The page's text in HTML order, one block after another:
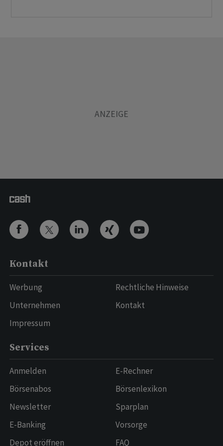
Kontakt
Werbung
Unternehmen
Impressum
Rechtliche Hinweise
Kontakt
Services
Anmelden
Börsenabos
Newsletter
E-Banking
Depot eröffnen
E-Rechner
Börsenlexikon
Sparplan
Vorsorge
FAQ